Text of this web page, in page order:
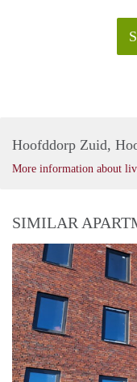
Hoofddorp Zuid,
More information about
SIMILAR